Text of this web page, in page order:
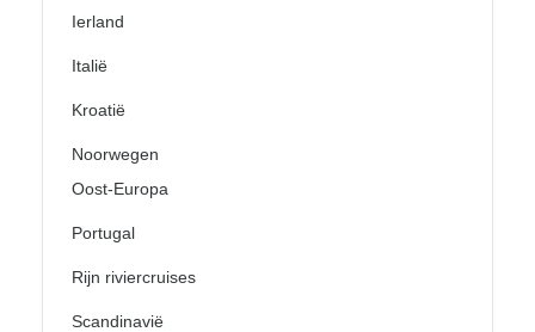
Ierland
Italië
Kroatië
Noorwegen
Oost-Europa
Portugal
Rijn riviercruises
Scandinavië